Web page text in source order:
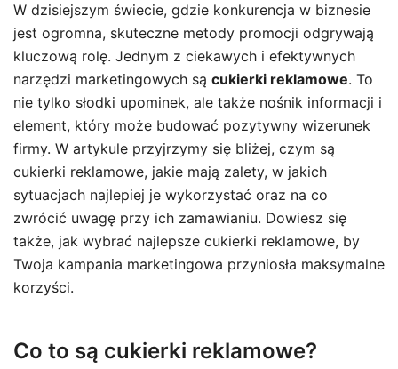
W dzisiejszym świecie, gdzie konkurencja w biznesie
jest ogromna, skuteczne metody promocji odgrywają
kluczową rolę. Jednym z ciekawych i efektywnych
narzędzi marketingowych są cukierki reklamowe. To
nie tylko słodki upominek, ale także nośnik informacji i
element, który może budować pozytywny wizerunek
firmy. W artykule przyjrzymy się bliżej, czym są
cukierki reklamowe, jakie mają zalety, w jakich
sytuacjach najlepiej je wykorzystać oraz na co
zwrócić uwagę przy ich zamawianiu. Dowiesz się
także, jak wybrać najlepsze cukierki reklamowe, by
Twoja kampania marketingowa przyniosła maksymalne
korzyści.
Co to są cukierki reklamowe?